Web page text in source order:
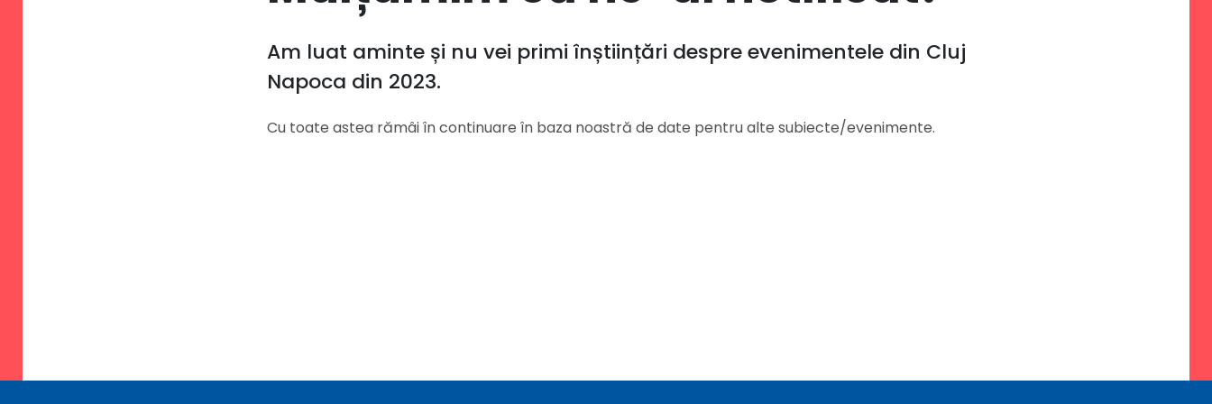
Am luat aminte și nu vei primi înștiințări despre evenimentele din Cluj
Napoca din 2023.
Cu toate astea rămâi în continuare în baza noastră de date pentru alte subiecte/evenimente.